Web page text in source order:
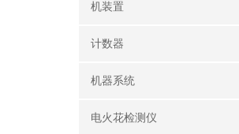
机装置
计数器
机器系统
电火花检测仪